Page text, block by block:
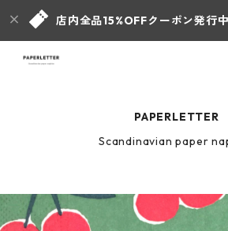
店内全品15%OFFクーポン発行中
PAPERLETTER
Scandinavian paper